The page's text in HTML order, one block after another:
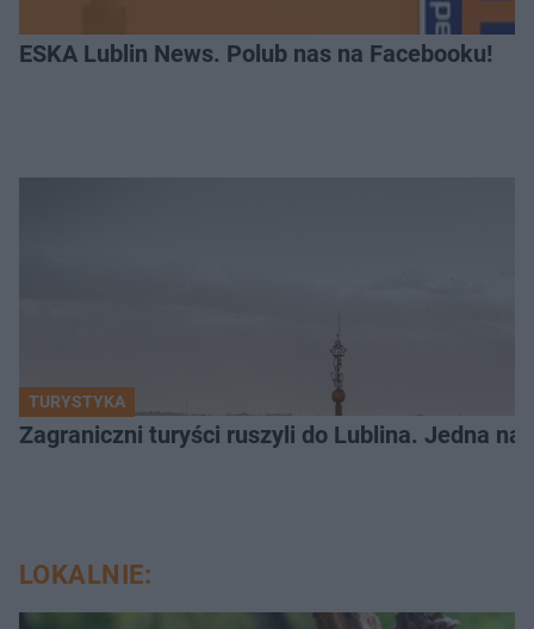
ESKA Lublin News. Polub nas na Facebooku!
TURYSTYKA
Zagraniczni turyści ruszyli do Lublina. Jedna
LOKALNIE: